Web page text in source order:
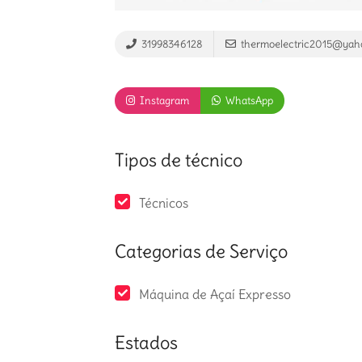
31998346128
Instagram WhatsApp
Tipos de técnico
Técnicos
Categorias de Serviço
Máquina de Açaí Expresso
Estados